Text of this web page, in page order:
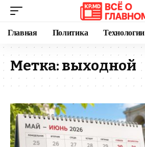
Главная Политика Технологии
Метка: выходной